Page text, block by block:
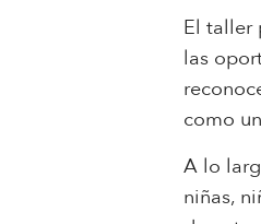
El taller
las
como
A lo
niñas,